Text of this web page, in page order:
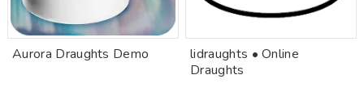
Aurora Draughts Demo
lidraughts • Online
Draughts